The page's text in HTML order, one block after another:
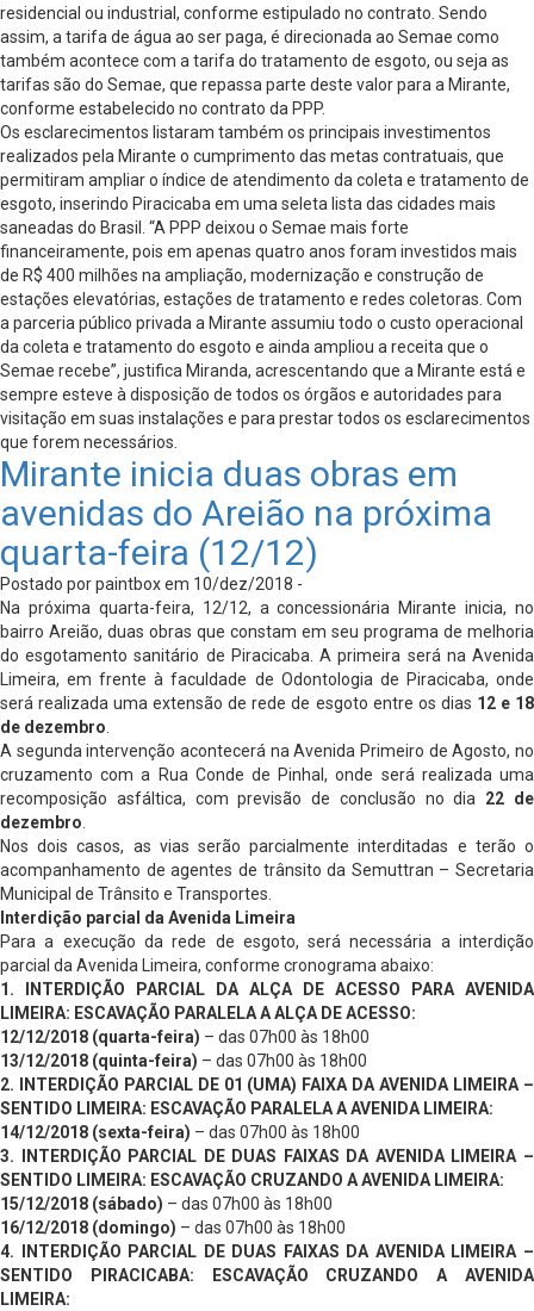
residencial ou industrial, conforme estipulado no contrato. Sendo
assim, a tarifa de água ao ser paga, é direcionada ao Semae como
também acontece com a tarifa do tratamento de esgoto, ou seja as
tarifas são do Semae, que repassa parte deste valor para a Mirante,
conforme estabelecido no contrato da PPP.
Os esclarecimentos listaram também os principais investimentos
realizados pela Mirante o cumprimento das metas contratuais, que
permitiram ampliar o índice de atendimento da coleta e tratamento de
esgoto, inserindo Piracicaba em uma seleta lista das cidades mais
saneadas do Brasil. “A PPP deixou o Semae mais forte
financeiramente, pois em apenas quatro anos foram investidos mais
de R$ 400 milhões na ampliação, modernização e construção de
estações elevatórias, estações de tratamento e redes coletoras. Com
a parceria público privada a Mirante assumiu todo o custo operacional
da coleta e tratamento do esgoto e ainda ampliou a receita que o
Semae recebe”, justifica Miranda, acrescentando que a Mirante está e
sempre esteve à disposição de todos os órgãos e autoridades para
visitação em suas instalações e para prestar todos os esclarecimentos
que forem necessários.
Mirante inicia duas obras em
avenidas do Areião na próxima
quarta-feira (12/12)
Postado por paintbox em 10/dez/2018 -
Na próxima quarta-feira, 12/12, a concessionária Mirante inicia, no
bairro Areião, duas obras que constam em seu programa de melhoria
do esgotamento sanitário de Piracicaba. A primeira será na Avenida
Limeira, em frente à faculdade de Odontologia de Piracicaba, onde
será realizada uma extensão de rede de esgoto entre os dias 12 e 18
de dezembro
A segunda intervenção acontecerá na Avenida Primeiro de Agosto, no
cruzamento com a Rua Conde de Pinhal, onde será realizada uma
recomposição asfáltica, com previsão de conclusão no dia 22 de
dezembro
Nos dois casos, as vias serão parcialmente interditadas e terão o
acompanhamento de agentes de trânsito da Semuttran – Secretaria
Municipal de Trânsito e Transportes.
Interdição parcial da Avenida Limeira
Para a execução da rede de esgoto, será necessária a interdição
parcial da Avenida Limeira, conforme cronograma abaixo:
1. INTERDIÇÃO PARCIAL DA ALÇA DE ACESSO PARA AVENIDA
LIMEIRA: ESCAVAÇÃO PARALELA A ALÇA DE ACESSO:
12/12/2018 (quarta-feira) – das 07h00 às 18h00
13/12/2018 (quinta-feira) – das 07h00 às 18h00
2. INTERDIÇÃO PARCIAL DE 01 (UMA) FAIXA DA AVENIDA LIMEIRA –
SENTIDO LIMEIRA: ESCAVAÇÃO PARALELA A AVENIDA LIMEIRA:
14/12/2018 (sexta-feira) – das 07h00 às 18h00
3. INTERDIÇÃO PARCIAL DE DUAS FAIXAS DA AVENIDA LIMEIRA –
SENTIDO LIMEIRA: ESCAVAÇÃO CRUZANDO A AVENIDA LIMEIRA:
15/12/2018 (sábado) – das 07h00 às 18h00
16/12/2018 (domingo) – das 07h00 às 18h00
4. INTERDIÇÃO PARCIAL DE DUAS FAIXAS DA AVENIDA LIMEIRA –
SENTIDO PIRACICABA: ESCAVAÇÃO CRUZANDO A AVENIDA
LIMEIRA: